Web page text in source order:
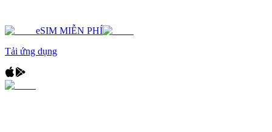
eSIM MIỄN PHÍ
Tải ứng dụng